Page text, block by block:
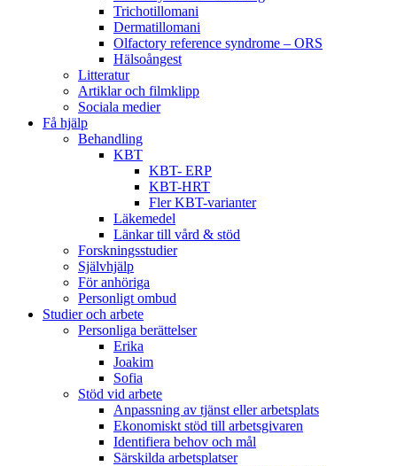
Trichotillomani
Dermatillomani
Olfactory reference syndrome – ORS
Hälsoångest
Litteratur
Artiklar och filmklipp
Sociala medier
Få hjälp
Behandling
KBT
KBT- ERP
KBT-HRT
Fler KBT-varianter
Läkemedel
Länkar till vård & stöd
Forskningsstudier
Självhjälp
För anhöriga
Personligt ombud
Studier och arbete
Personliga berättelser
Erika
Joakim
Sofia
Stöd vid arbete
Anpassning av tjänst eller arbetsplats
Ekonomiskt stöd till arbetsgivaren
Identifiera behov och mål
Särskilda arbetsplatser